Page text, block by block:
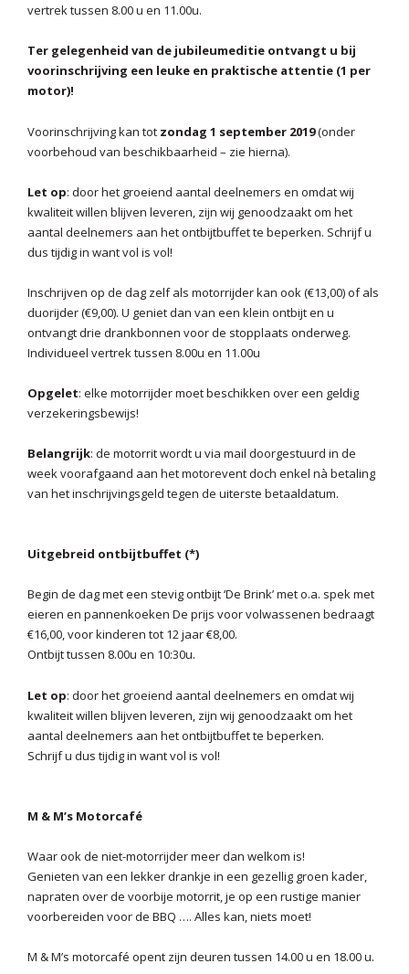
vertrek tussen 8.00 u en 11.00u.
Ter gelegenheid van de jubileumeditie ontvangt u bij
voorinschrijving een leuke en praktische attentie (1 per
motor)!
Voorinschrijving kan tot zondag 1 september 2019(onder
voorbehoud van beschikbaarheid – zie hierna).
Let op: door het groeiend aantal deelnemers en omdat wij
kwaliteit willen blijven leveren, zijn wij genoodzaakt om het
aantal deelnemers aan het ontbijtbuffet te beperken. Schrijf u
dus tijdig in want vol is vol!
Inschrijven op de dag zelf als motorrijder kan ook (€13,00) of als
duorijder (€9,00). U geniet dan van een klein ontbijt en u
ontvangt drie drankbonnen voor de stopplaats onderweg.
Individueel vertrek tussen 8.00u en 11.00u
Opgelet: elke motorrijder moet beschikken over een geldig
verzekeringsbewijs!
Belangrijk: de motorrit wordt u via mail doorgestuurd in de
week voorafgaand aan het motorevent doch enkel nà betaling
van het inschrijvingsgeld tegen de uiterste betaaldatum.
Uitgebreid ontbijtbuffet (*)
Begin de dag met een stevig ontbijt ‘De Brink’ met o.a. spek met
eieren en pannenkoeken De prijs voor volwassenen bedraagt
€16,00, voor kinderen tot 12 jaar €8,00.
Ontbijt tussen 8.00u en 10:30u.
Let op: door het groeiend aantal deelnemers en omdat wij
kwaliteit willen blijven leveren, zijn wij genoodzaakt om het
aantal deelnemers aan het ontbijtbuffet te beperken.
Schrijf u dus tijdig in want vol is vol!
M & M’s Motorcafé
Waar ook de niet-motorrijder meer dan welkom is!
Genieten van een lekker drankje in een gezellig groen kader,
napraten over de voorbije motorrit, je op een rustige manier
voorbereiden voor de BBQ …. Alles kan, niets moet!
M & M’s motorcafé opent zijn deuren tussen 14.00 u en 18.00 u.